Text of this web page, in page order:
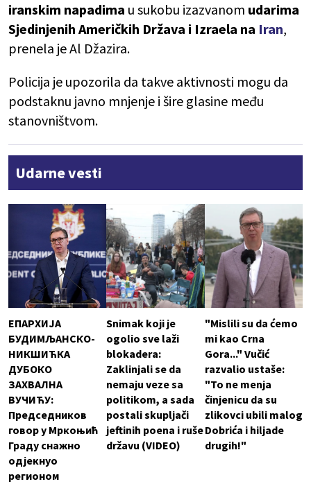
iranskim napadima u sukobu izazvanom udarima
Sjedinjenih Američkih Država i Izraela na Iran,
prenela je Al Džazira.
Policija je upozorila da takve aktivnosti mogu da
podstaknu javno mnjenje i šire glasine među
stanovništvom.
Udarne vesti
ЕПАРХИЈА
БУДИМЉАНСКО-
НИКШИЋКА
ДУБОКО
ЗАХВАЛНА
ВУЧИЋУ:
Председников
говор у Мркоњић
Граду снажно
одјекнуо
регионом
Snimak koji je
ogolio sve laži
blokadera:
Zaklinjali se da
nemaju veze sa
politikom, a sada
postali skupljači
jeftinih poena i ruše
državu (VIDEO)
"Mislili su da ćemo
mi kao Crna
Gora..." Vučić
razvalio ustaše:
"To ne menja
činjenicu da su
zlikovci ubili malog
Dobrića i hiljade
drugih!"